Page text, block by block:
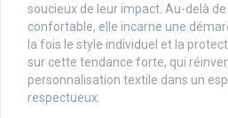
soucieux de leur impact. Au-delà
confortable, elle incarne une
la fois le style individuel et la
sur cette tendance forte, qui
personnalisation textile dans un
respectueux.